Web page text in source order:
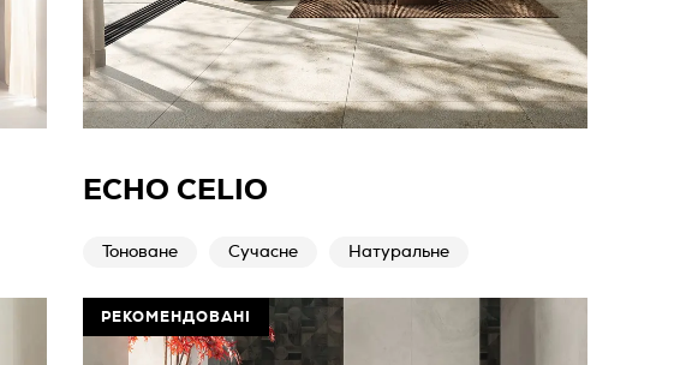
ECHO CELIO
Тоноване Сучасне Натуральне
РЕКОМЕНДОВАНІ